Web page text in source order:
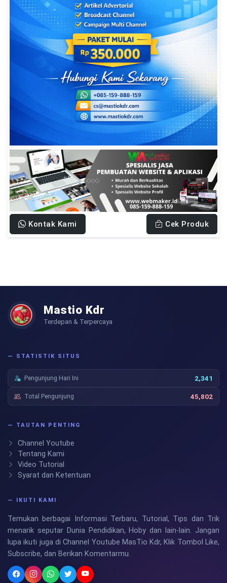
Kontak Kami Cek Produk
Mastio Kdr
Terdepan & Terpercaya
— STATISTIK SITUS
Pengunjung Hari Ini 2,341
Total Pengunjung 45,802
— TAUTAN PENTING
Channel Youtube
Tentang Kami
Video Tutorial
Syarat dan Ketentuan
— IKUTI KAMI
Temukan berbagai Informasi Terbaru, Tutorial, Tips dan Trik
menarik seputar Dunia Pendidikan, Hoby dan lain-lain. Jangan
lupa ikuti juga di Channel Youtube MasTio Kdr, Klik Tombol Like,
Subscribe, dan Berikan Komentarmu.